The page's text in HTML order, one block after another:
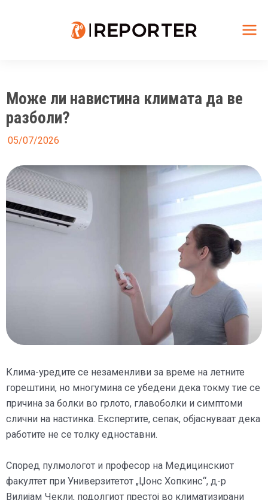
Може ли навистина климата да ве
разболи?
05/07/2026
Клима-уредите се незаменливи за време на летните
горештини, но многумина се убедени дека токму тие се
причина за болки во грлото, главоболки и симптоми
слични на настинка. Експертите, сепак, објаснуваат дека
работите не се толку едноставни.
Според пулмологот и професор на Медицинскиот
факултет при Универзитетот „Џонс Хопкинс“, д-р
Вилијам Чекли, подолгиот престој во климатизирани